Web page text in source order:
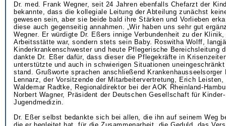
Dr. med. Frank Wegner, seit 24 Jahren ebenfalls Chefarzt der
bekannte, dass die kollegiale Leitung der Abteilung zunächst
gewesen sein, aber sie beide bald ihre Stärken und Vorlieben
diese auch gegenseitig annahmen. „Wir haben uns sehr gut
Wegner. Er würdigte Dr. Eßers innige Verbundenheit zu der
Arbeitsstätte war, sondern stets sein Baby. Roswitha Wolff,
Kinderkrankenschwester und heute Pflegerische Bereichsleitung
dankte Dr. Eßer dafür, dass dieser die Pflegekräfte in
unterstützte und auch in schwierigen Situationen
stand. Grußworte sprachen anschließend Krankenhausseelsorger
Lennarz, der Vorsitzende der Mitarbeitervertretung, Erich Leisten,
Waldemar Radtke, Regionaldirektor bei der AOK Rheinland-
Norbert Wagner, Präsident der Deutschen Gesellschaft für
Jugendmedizin.
Dr. Eßer selbst bedankte sich bei allen, die ihn auf seinem Weg